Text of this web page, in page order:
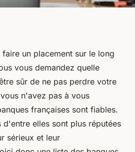
les banques
plus fiables ?
•4 min de lecture
un placement sur le long
vous demandez quelle
sûr de ne pas perdre votre
n'avez pas à vous
françaises sont fiables.
d'entre elles sont plus réputées
sérieux et leur